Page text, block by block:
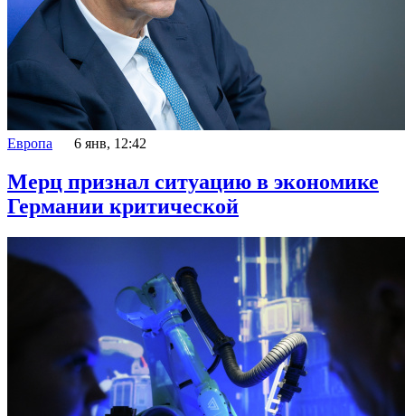
Европа 6 янв, 12:42
Мерц признал ситуацию в экономике
Германии критической